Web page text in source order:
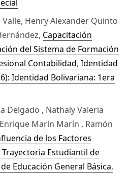
Henry Alexander Quinto
Capacitación
del Sistema de Formación
Contabilidad, Identidad
Identidad Bolivariana: 1era
Delgado , Nathaly Valeria
Marín Marín , Ramón
de los Factores
Estudiantil de
Educación General Básica,